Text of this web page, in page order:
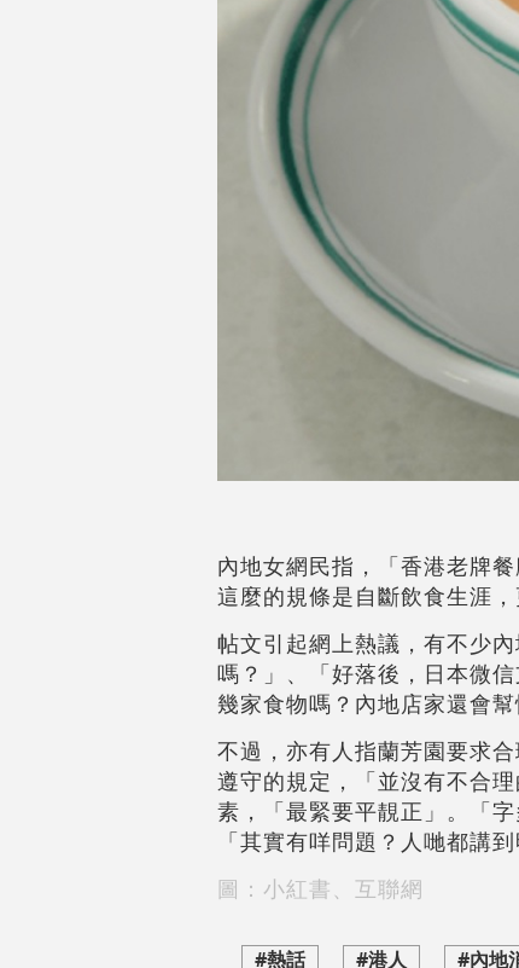
內地女網民指，「香港老牌
這麼的規條是自斷飲食生涯
帖文引起網上熱議，有不少
嗎？」、「好落後，日本微
幾家食物嗎？內地店家還會幫
不過，亦有人指蘭芳園要求
遵守的規定，「並沒有不合
素，「最緊要平靚正」。「
「其實有咩問題？人哋都講
圖：小紅書、互聯網
#熱話 #港人 #內地